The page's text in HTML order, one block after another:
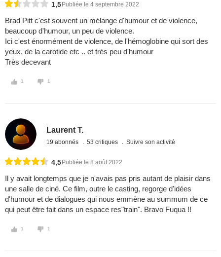
1,5 Publiée le 4 septembre 2022
Brad Pitt c'est souvent un mélange d'humour et de violence,
beaucoup d'humour, un peu de violence.
Ici c'est énormément de violence, de l'hémoglobine qui sort des
yeux, de la carotide etc .. et très peu d'humour
Très decevant
1 1
Laurent T.
19 abonnés 53 critiques Suivre son activité
4,5 Publiée le 8 août 2022
Il y avait longtemps que je n'avais pas pris autant de plaisir dans
une salle de ciné. Ce film, outre le casting, regorge d'idées
d'humour et de dialogues qui nous emmène au summum de ce
qui peut être fait dans un espace res"train". Bravo Fuqua !!
1 1